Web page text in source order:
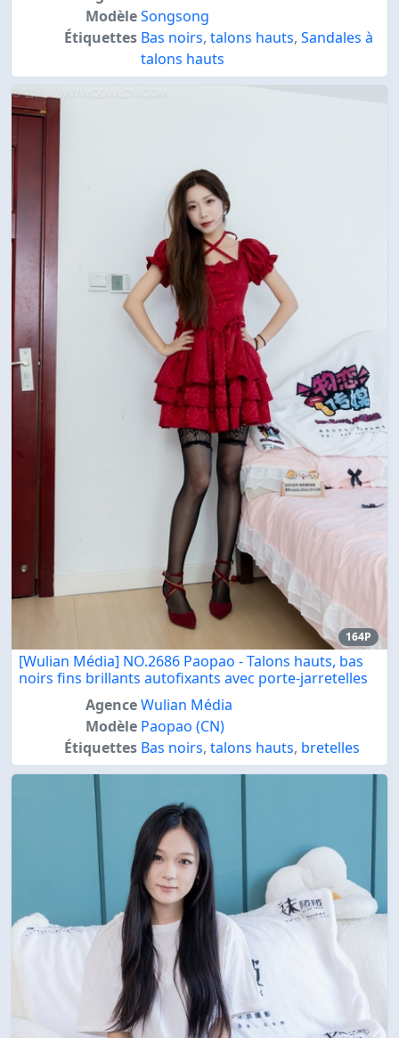
ModèleSongsong
Étiquettes Bas noirs, talons hauts, Sandales à
talons hauts
164P
[Wulian Média] NO.2686 Paopao - Talons hauts, bas
noirs fins brillants autofixants avec porte-jarretelles
AgenceWulian Média
Modèle Paopao (CN)
Étiquettes Bas noirs, talons hauts, bretelles